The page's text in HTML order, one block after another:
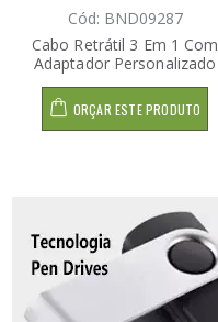
Cód: BND09287
Cabo Retrátil 3 Em 1 Com
Adaptador Personalizado
ORÇAR ESTE PRODUTO